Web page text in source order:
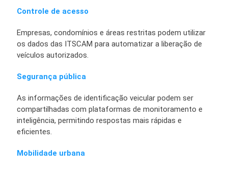
Controle de acesso
Empresas, condomínios e áreas restritas podem utilizar
os dados das ITSCAM para automatizar a liberação de
veículos autorizados.
Segurança pública
As informações de identificação veicular podem ser
compartilhadas com plataformas de monitoramento e
inteligência, permitindo respostas mais rápidas e
eficientes.
Mobilidade urbana